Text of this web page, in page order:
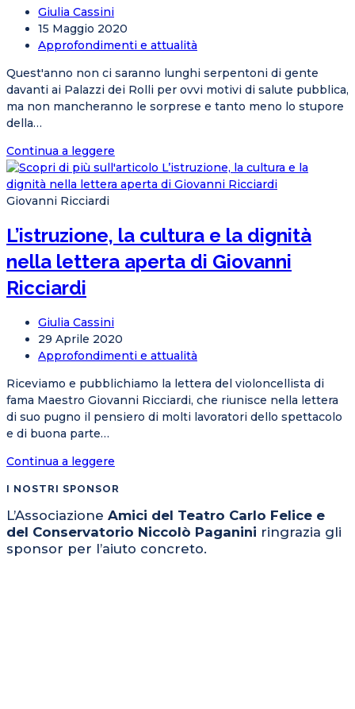
tra
storia
attualità
Autore
dell'articolo:
Giulia Cassini
Articolo
pubblicato:
15 Maggio 2020
Categoria
Approfondimenti e attualità
Quest'anno non ci saranno lunghi serpentoni di gente
davanti ai Palazzi dei Rolli per ovvi motivi di salute pubblica,
ma non mancheranno le sorprese e tanto meno lo stupore
della…
Continua a leggere
Days
Digital
programma
tra
i
musica
Giovanni Ricciardi
L’istruzione, la cultura e la dignità
nella lettera aperta di Giovanni
Ricciardi
Autore
dell'articolo:
Giulia Cassini
Articolo
pubblicato:
29 Aprile 2020
Categoria
Approfondimenti e attualità
Riceviamo e pubblichiamo la lettera del violoncellista di
fama Maestro Giovanni Ricciardi, che riunisce nella lettera
di suo pugno il pensiero di molti lavoratori dello spettacolo
e di buona parte…
Continua a leggere
cultura
e
la
dignità
I NOSTRI SPONSOR
L’Associazione Amici del Teatro Carlo Felice e
del Conservatorio Niccolò Paganini ringrazia gli
sponsor per l’aiuto concreto.